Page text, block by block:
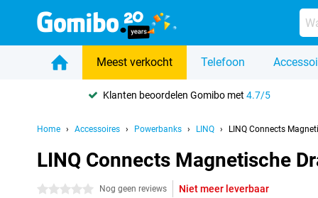
Meest verkocht Telefoon
Klanten beoordelen Gomibo met 4.7/5
Home Accessoires Powerbanks LINQ LINQ Connects
LINQ Connects Magnetische
0 sterren Nog geen reviews Niet meer leverbaar